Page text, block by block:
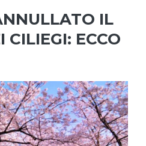
IL
CILIEGI: ECCO